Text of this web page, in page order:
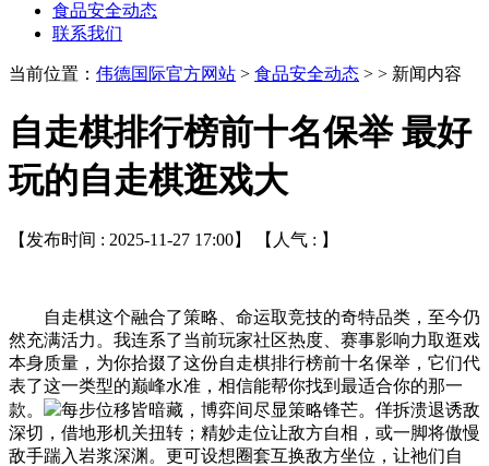
食品安全动态
联系我们
当前位置： 伟德国际官方网站 > 食品安全动态 > > 新闻内容
自走棋排行榜前十名保举 最好
玩的自走棋逛戏大
【发布时间 : 2025-11-27 17:00】 【人气 : 】
自走棋这个融合了策略、命运取竞技的奇特品类，至今仍
然充满活力。我连系了当前玩家社区热度、赛事影响力取逛戏
本身质量，为你拾掇了这份自走棋排行榜前十名保举，它们代
表了这一类型的巅峰水准，相信能帮你找到最适合你的那一
款。
每步位移皆暗藏，博弈间尽显策略锋芒。佯拆溃退诱敌
深切，借地形机关扭转；精妙走位让敌方自相，或一脚将傲慢
敌手踹入岩浆深渊。更可设想圈套互换敌方坐位，让祂们自